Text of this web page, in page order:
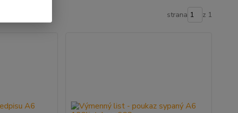
strana z 1